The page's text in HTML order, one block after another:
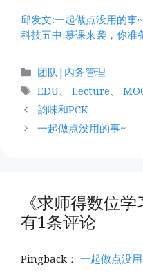
邱发文:一起做点没用的事~
科技五中:慕课来袭，你准
分
类
团队|内务管理
标
签
EDU、 Lecture、
韵味和PCK
一起做点没用的事~
《求师得数位
有1条评论
Pingback： 一起做点没